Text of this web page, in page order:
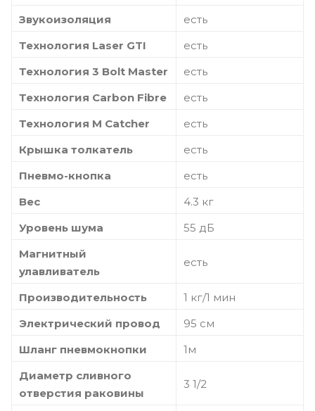
Звукоизоляция
есть
Технология Laser GTI
есть
Технология 3 Bolt Master
есть
Технология Carbon Fibre
есть
Технология M Catcher
есть
Крышка толкатель
есть
Пневмо-кнопка
есть
Вес
4.3 кг
Уровень шума
55 дБ
Магнитный
улавливатель
есть
Производительность
1 кг/1 мин
Электрический провод
95 см
Шланг пневмокнопки
1м
Диаметр сливного
отверстия раковины
3 1/2